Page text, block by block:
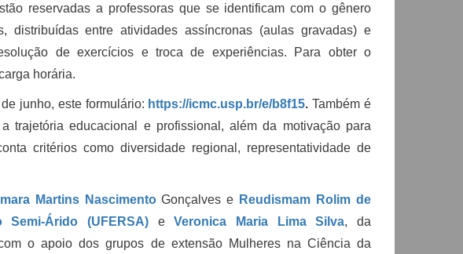
reservadas a professoras que se identificam com o gênero
entre atividades assíncronas (aulas gravadas) e
de exercícios e troca de experiências. Para obter o
horária.
junho, este formulário: https://icmc.usp.br/e/b8f15. Também é
trajetória educacional e profissional, além da motivação para
critérios como diversidade regional, representatividade de
Martins NascimentoGonçalves e Reudismam Rolim de
Árido (UFERSA) eVeronica Maria Lima Silva, da
o apoio dos grupos de extensão Mulheres na Ciência da